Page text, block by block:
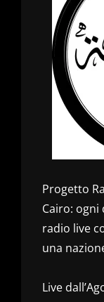
Progetto
Cairo: ogni
radio live
una
Live